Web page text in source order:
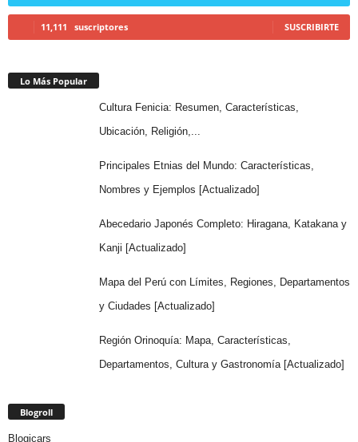
11,111 suscriptores SUSCRIBIRTE
Lo Más Popular
Cultura Fenicia: Resumen, Características,
Ubicación, Religión,...
Principales Etnias del Mundo: Características,
Nombres y Ejemplos [Actualizado]
Abecedario Japonés Completo: Hiragana, Katakana y
Kanji [Actualizado]
Mapa del Perú con Límites, Regiones, Departamentos
y Ciudades [Actualizado]
Región Orinoquía: Mapa, Características,
Departamentos, Cultura y Gastronomía [Actualizado]
Blogroll
Blogicars